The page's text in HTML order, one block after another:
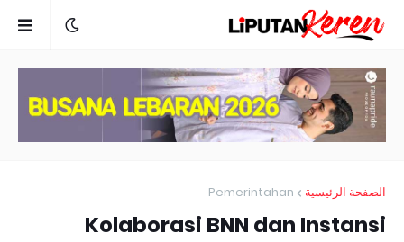
الصفحة الرئيسية Pemerintahan
Kolaborasi BNN dan Instansi